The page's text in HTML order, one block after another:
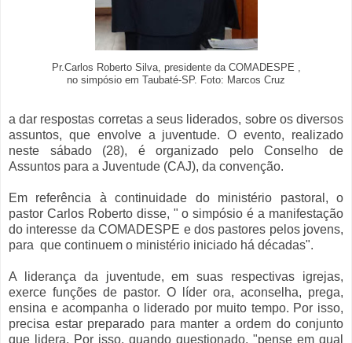
Pr.Carlos Roberto Silva, presidente da COMADESPE ,
no simpósio em Taubaté-SP. Foto: Marcos Cruz
a dar respostas corretas a seus liderados, sobre os diversos
assuntos, que envolve a juventude. O evento, realizado
neste sábado (28), é organizado pelo Conselho de
Assuntos para a Juventude (CAJ), da convenção.
Em referência à continuidade do ministério pastoral, o
pastor Carlos Roberto disse, " o simpósio é a manifestação
do interesse da COMADESPE e dos pastores pelos jovens,
para que continuem o ministério iniciado há décadas".
A liderança da juventude, em suas respectivas igrejas,
exerce funções de pastor. O líder ora, aconselha, prega,
ensina e acompanha o liderado por muito tempo. Por isso,
precisa estar preparado para manter a ordem do conjunto
que lidera. Por isso, quando questionado, "pense em qual